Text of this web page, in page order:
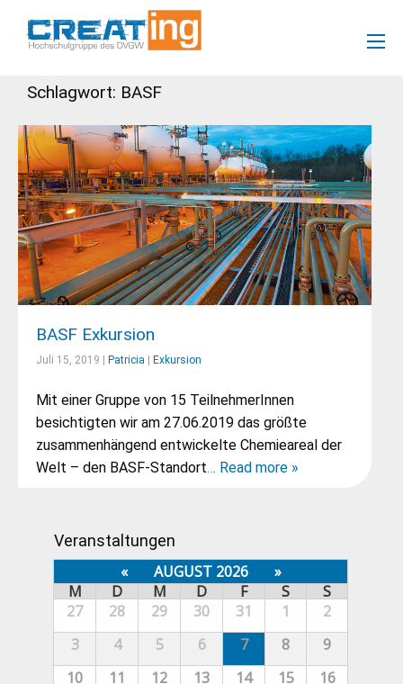
Schlagwort: BASF
BASF Exkursion
Juli 15, 2019 | Patricia Exkursion
Mit einer Gruppe von 15 TeilnehmerInnen
besichtigten wir am 27.06.2019 das größte
zusammenhängend entwickelte Chemieareal der
Welt – den BASF-Standort… Read more »
Veranstaltungen
« AUGUST 2026
»
M
D M D F S
S
27
28 29 30 31 1
2
3
4 5 6 7 8
9
10
11 12 13 14 15
16